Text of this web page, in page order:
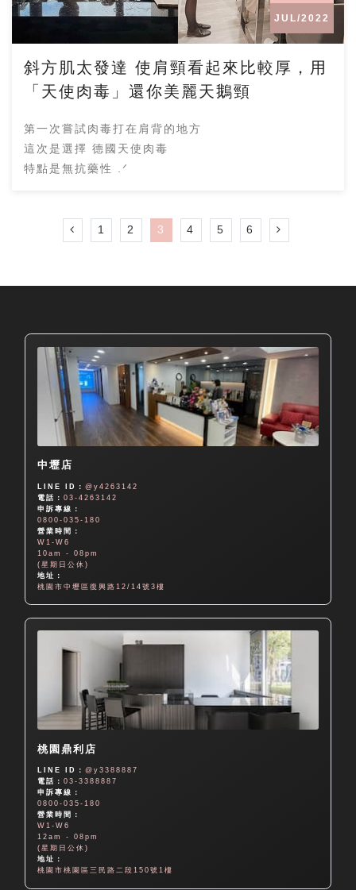
JUL/2022
斜方肌太發達 使肩頸看起來比較厚，用
「天使肉毒」還你美麗天鵝頸
第一次嘗試肉毒打在肩背的地方
這次是選擇 德國天使肉毒
特點是無抗藥性 .ᐟ
1 2 3 4 5 6
中壢店
LINE ID：@y4263142
電話：03-4263142
申訴專線：
0800-035-180
營業時間：
W1-W6
10am - 08pm
(星期日公休)
地址：
桃園市中壢區復興路12/14號3樓
桃園鼎利店
LINE ID：@y3388887
電話：03-3388887
申訴專線：
0800-035-180
營業時間：
W1-W6
12am - 08pm
(星期日公休)
地址：
桃園市桃園區三民路二段150號1樓